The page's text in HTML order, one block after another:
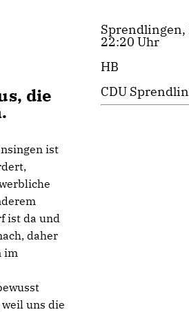
die
ist
ist da und
daher
im
uns die
Sprendlingen,
22:20 Uhr
HB
CDU